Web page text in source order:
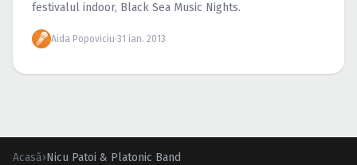
festivalul indoor, Black Sea Music Nights.
Aida Popoviciu·31 ian. 2013
Acasă›Nicu Patoi & Platonic Band